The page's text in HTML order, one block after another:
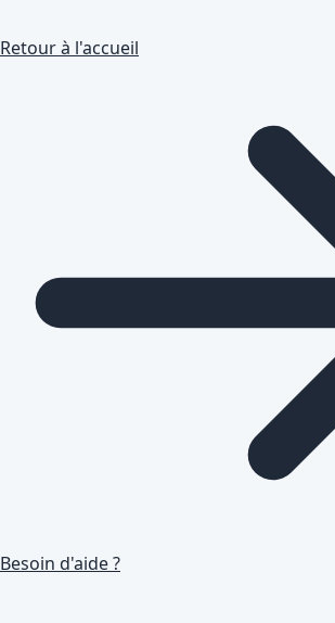
Retour à l'accueil
Besoin d'aide ?